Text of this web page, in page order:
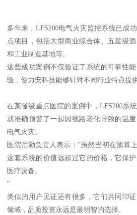
多年来，LFS200电气火灾监控系统已成
点项目，包括大型商业综合体、五星级
和工业制造基地等。
这些成功案例不仅验证了系统的可靠性
验，使力安科技能够针对不同行业特点提
在某省级重点医院的案例中，LFS200系
就准确预警了一起因线路老化导致的温
电气火灾。
医院后勤负责人表示："虽然当初在预算
这套系统的价值远超过它的价格，它保
医疗设备。
"
类似的用户见证还有很多，它们共同印
领域，品质投资永远是最明智的选择。